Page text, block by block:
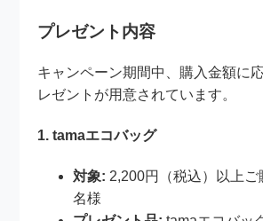
プレゼント内容
キャンペーン期間中、購入金額に
レゼントが用意されています。
1. tamaエコバッグ
対象: 2,200円（税込）以上
名様